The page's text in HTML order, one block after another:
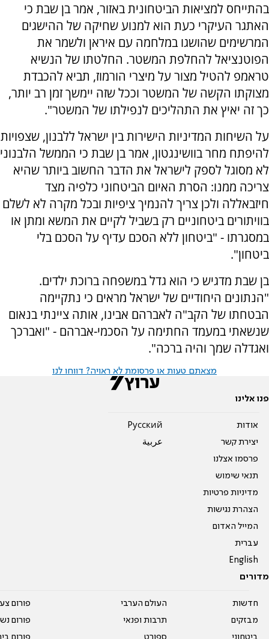
בהתייחס למציאות הביטחונית באזור, אמר בן שבת כי
האתגר העיקרי כעת הוא למנוע שחיקה של ההישגים
המרשימים שהושגו במלחמה עם איראן ולשמר את
הפוטנציאל להחלפת המשטר. החלטתו של הנשיא
טראמפ להטיל מצור על מיצרי הורמוז, תביא להכבדת
מצוקתו הקשה של המשטר וככל שזה יימשך זמן רב יותר,
כך זה יאיץ את התהליכים לנפילתו של המשטר".
על השיחות המדיניות הישירות בין ישראל ללבנון, שצפויות
להיפתח מחר בוושינגטון, אמר בן שבת כי הממשל הלבנוני
לא מסוגל לספק לישראל את הדבר החשוב ביותר שהיא
צריכה ממנו: הסרת האיום הביטחוני כלפיה מצד
חיזבאללה ולכן צריך להנמיך ציפיות ובכל מקרה לא לשלם
בוויתורים ביטחוניים רק בשביל לקיים את המשא ומתן או
במסגרתו - "ביטחון ללא הסכם עדיף על הסכם בלי
ביטחון".
בן שבת מדגיש כי הוא גדל במשפחה ברוכת ילדים.
"הנתונים היחודיים של ישראל מראים כי נתקיימה
הבטחתו של הקב"ה לאברהם אבינו, אותה ציינתי בנאום
שנשאתי במעמד החתימה על הסכמי-אברהם - "ואברכך
ואגדלה שמך והיה ברכה".
מצאתם טעות או פרסומת לא ראויה? דווחו לנו
פנו אלינו
אודות
יצירת קשר
פרסמו אצלנו
תנאי שימוש
מדיניות פרטיות
הצהרת נגישות
המייל האדום
עברית
English
Pусский
عربية
מדורים
חדשות
מבזקים
ביטחוני
העולם הערבי
תרבות ופנאי
ספורט
פורום
פורום
פורום